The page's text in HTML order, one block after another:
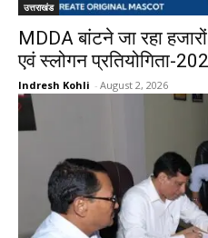
उत्तराखंड
MDDA बांटने जा रहा
एवं स्लोगन प्रतियोगिता-
Indresh Kohli - August 2, 2026